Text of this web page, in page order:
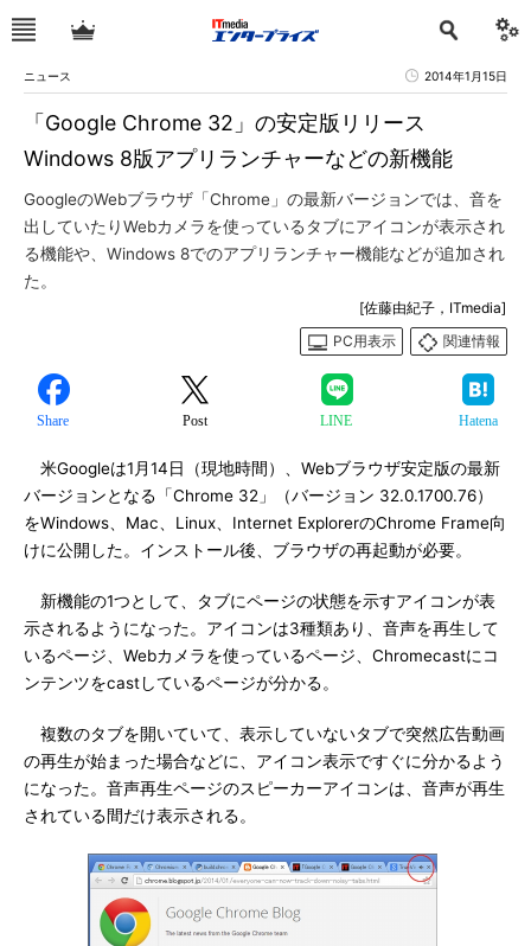
ニュース 2014年1月15日
「Google Chrome 32」の安定版リリース
Windows 8版アプリランチャーなどの新機能
GoogleのWebブラウザ「Chrome」の最新バージョンでは、音を
出していたりWebカメラを使っているタブにアイコンが表示され
る機能や、Windows 8でのアプリランチャー機能などが追加され
た。
[佐藤由紀子，ITmedia]
PC用表示
関連情報
Share Post LINE Hatena
米Googleは1月14日（現地時間）、Webブラウザ安定版の最新
バージョンとなる「Chrome 32」（バージョン 32.0.1700.76）
をWindows、Mac、Linux、Internet ExplorerのChrome Frame向
けに公開した。インストール後、ブラウザの再起動が必要。
新機能の1つとして、タブにページの状態を示すアイコンが表
示されるようになった。アイコンは3種類あり、音声を再生して
いるページ、Webカメラを使っているページ、Chromecastにコ
ンテンツをcastしているページが分かる。
複数のタブを開いていて、表示していないタブで突然広告動画
の再生が始まった場合などに、アイコン表示ですぐに分かるよう
になった。音声再生ページのスピーカーアイコンは、音声が再生
されている間だけ表示される。